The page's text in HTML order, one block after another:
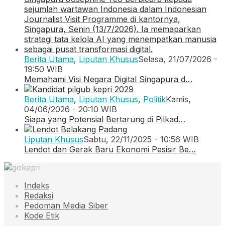
Berita Utama, Liputan KhususSelasa, 21/07/2026 -
19:50 WIB
Memahami Visi Negara Digital Singapura d…
Berita Utama, Liputan Khusus, PolitikKamis,
04/06/2026 - 20:10 WIB
Siapa yang Potensial Bertarung di Pilkad…
Liputan KhususSabtu, 22/11/2025 - 10:56 WIB
Lendot dan Gerak Baru Ekonomi Pesisir Be…
Indeks
Redaksi
Pedoman Media Siber
Kode Etik